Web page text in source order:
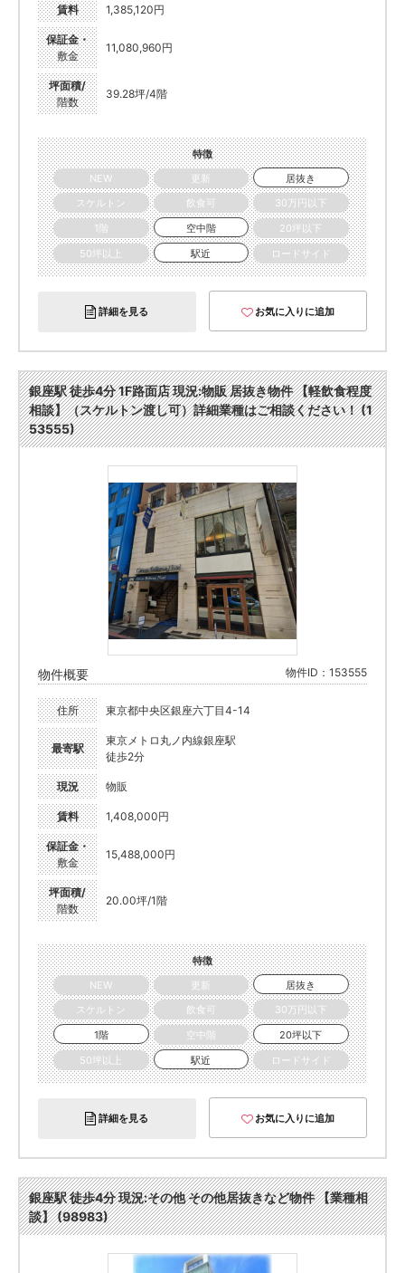
賃料 1,385,120円
保証金・
敷金
11,080,960円
坪面積/
階数
39.28坪/4階
特徴
NEW
更新
居抜き
スケルトン
飲食可
30万円以下
1階
空中階
20坪以下
50坪以上
駅近 ロードサイド
詳細を見る お気に入りに追加
銀座駅 徒歩4分 1F路面店 現況:物販 居抜き物件 【軽飲食程度
相談】（スケルトン渡し可）詳細業種はご相談ください！ (1
53555)
物件概要 物件ID：153555
住所 東京都中央区銀座六丁目4-14
最寄駅
東京メトロ丸ノ内線銀座駅
徒歩2分
現況 物販
賃料 1,408,000円
保証金・
敷金
15,488,000円
坪面積/
階数
20.00坪/1階
特徴
NEW
更新
居抜き
スケルトン
飲食可
30万円以下
1階
空中階
20坪以下
50坪以上
駅近 ロードサイド
詳細を見る お気に入りに追加
銀座駅 徒歩4分 現況:その他 その他居抜きなど物件 【業種相
談】 (98983)